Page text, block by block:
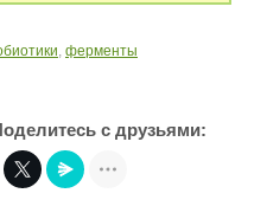
, ферменты
с друзьями: